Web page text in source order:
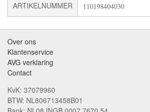
ARTIKELNUMMER 110198404030
Over ons
Klantenservice
AVG verklaring
Contact
KvK: 37079960
BTW: NL806713458B01